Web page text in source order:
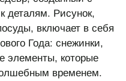
Рисунок,
включает в себя
Года: снежинки,
элементы, которые
временем.